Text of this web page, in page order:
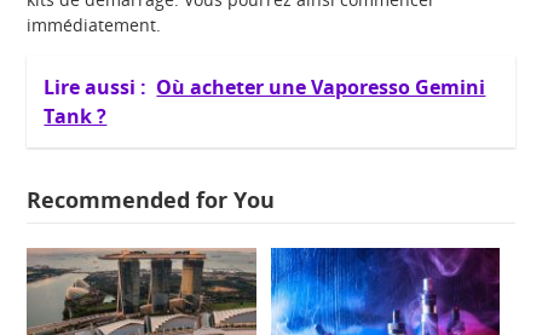
immédiatement.
Lire aussi : Où acheter une Vaporesso Gemini
Tank ?
Recommended for You